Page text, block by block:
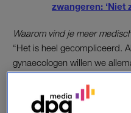
zwangeren: ‘Niet
Waarom vind je meer
“Het is heel gecompliceerd.
gynaecologen willen we
door de jaren heen is het
tijdens de zwangerschap en
dat we gezonde baby’s